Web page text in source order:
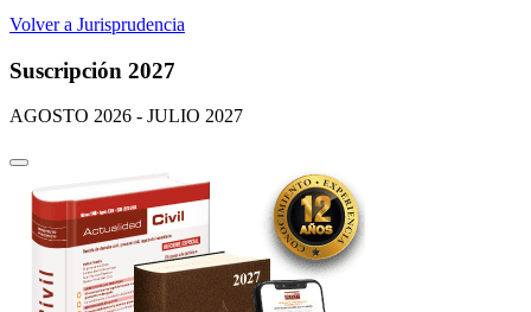
Volver a Jurisprudencia
Suscripción 2027
AGOSTO 2026 - JULIO 2027